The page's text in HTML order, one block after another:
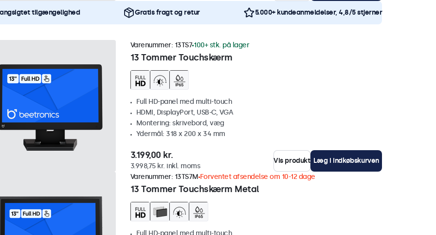
tilgængelighed Gratis fragt og retur 5.000+ kundeanmeldelser, 4,8/5 stjerner
13 Tommer Touchskærm
Varenummer: 13TS7 100+ stk. på lager
Full HD-panel med multi-touch
HDMI, DisplayPort, USB-C, VGA
Montering: skrivebord, væg
Ydermål: 318 x 200 x 34 mm
3.199,00 kr.
3.998,75 kr. inkl. moms
Vis produkt Læg i indkøbskurven
13 Tommer Touchskærm Metal
Varenummer: 13TS7M Forventet afsendelse om 10-12 dage
Full HD-panel med multi-touch